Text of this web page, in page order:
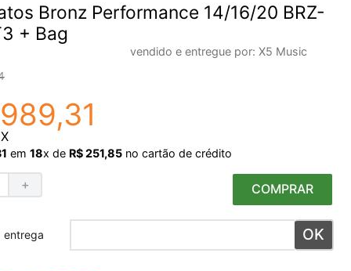
Bronz Performance 14/16/20 BRZ-
+ Bag
vendido e entregue por: X5 Music
989,31
em 18x de R$251,85 no cartão de crédito
＋ COMPRAR
CEP